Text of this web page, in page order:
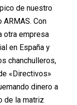
de nuestro
Con
otra empresa
en España y
chanchulleros,
«Directivos»
dinero a
de la matriz